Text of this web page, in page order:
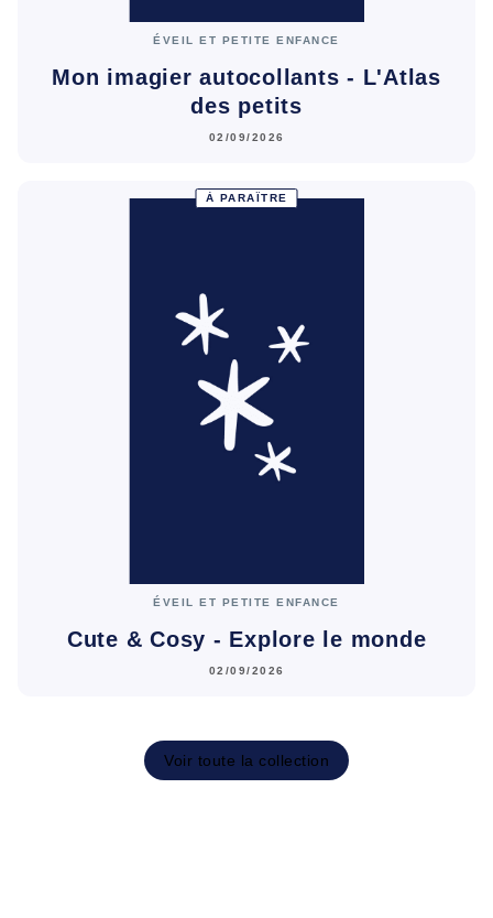
ÉVEIL ET PETITE ENFANCE
Mon imagier autocollants - L'Atlas
des petits
02/09/2026
À PARAÎTRE
ÉVEIL ET PETITE ENFANCE
Cute & Cosy - Explore le monde
02/09/2026
Voir toute la collection